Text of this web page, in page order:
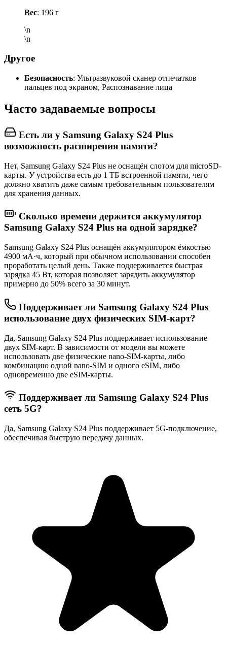
Вес: 196 г
\n
\n
Другое
Безопасность: Ультразвуковой сканер отпечатков
пальцев под экраном, Распознавание лица
Часто задаваемые вопросы
Есть ли у Samsung Galaxy S24 Plus
возможность расширения памяти?
Нет, Samsung Galaxy S24 Plus не оснащён слотом для microSD-
карты. У устройства есть до 1 ТБ встроенной памяти, чего
должно хватить даже самым требовательным пользователям
для хранения данных.
Сколько времени держится аккумулятор
Samsung Galaxy S24 Plus на одной зарядке?
Samsung Galaxy S24 Plus оснащён аккумулятором ёмкостью
4900 мА·ч, который при обычном использовании способен
проработать целый день. Также поддерживается быстрая
зарядка 45 Вт, которая позволяет зарядить аккумулятор
примерно до 50% всего за 30 минут.
Поддерживает ли Samsung Galaxy S24 Plus
использование двух физических SIM-карт?
Да, Samsung Galaxy S24 Plus поддерживает использование
двух SIM-карт. В зависимости от модели вы можете
использовать две физические nano-SIM-карты, либо
комбинацию одной nano-SIM и одного eSIM, либо
одновременно две eSIM-карты.
Поддерживает ли Samsung Galaxy S24 Plus
сеть 5G?
Да, Samsung Galaxy S24 Plus поддерживает 5G-подключение,
обеспечивая быструю передачу данных.